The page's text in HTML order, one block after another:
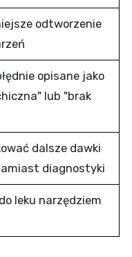
odtworzenie
opisane jako
lub "brak
dalsze dawki
diagnostyki
leku narzędziem